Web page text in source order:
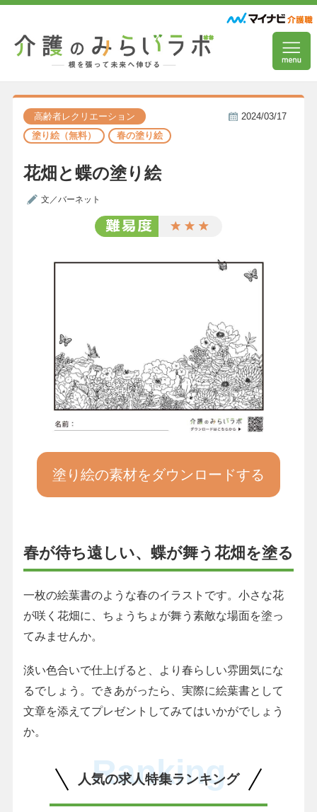
高齢者レクリエーション
塗り絵（無料）
春の塗り絵
2024/03/17
花畑と蝶の塗り絵
文／バーネット
塗り絵の素材をダウンロードする
春が待ち遠しい、蝶が舞う花畑を塗る
一枚の絵葉書のような春のイラストです。小さな花
が咲く花畑に、ちょうちょが舞う素敵な場面を塗っ
てみませんか。
淡い色合いで仕上げると、より春らしい雰囲気にな
るでしょう。できあがったら、実際に絵葉書として
文章を添えてプレゼントしてみてはいかがでしょう
か。
人気の求人特集ランキング
Ranking